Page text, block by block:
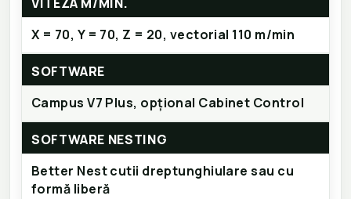
X = 70, Y = 70, Z = 20, vectorial 110 m/min
SOFTWARE
Campus V7 Plus, opțional Cabinet Control
SOFTWARE NESTING
Better Nest cutii dreptunghiulare sau cu
formă liberă